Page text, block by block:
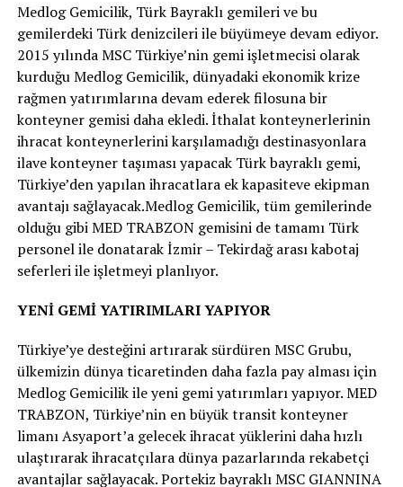
Medlog Gemicilik, Türk Bayraklı gemileri ve bu
gemilerdeki Türk denizcileri ile büyümeye devam ediyor.
2015 yılında MSC Türkiye’nin gemi işletmecisi olarak
kurduğu Medlog Gemicilik, dünyadaki ekonomik krize
rağmen yatırımlarına devam ederek filosuna bir
konteyner gemisi daha ekledi. İthalat konteynerlerinin
ihracat konteynerlerini karşılamadığı destinasyonlara
ilave konteyner taşıması yapacak Türk bayraklı gemi,
Türkiye’den yapılan ihracatlara ek kapasiteve ekipman
avantajı sağlayacak.Medlog Gemicilik, tüm gemilerinde
olduğu gibi MED TRABZON gemisini de tamamı Türk
personel ile donatarak İzmir – Tekirdağ arası kabotaj
seferleri ile işletmeyi planlıyor.
YENİ GEMİ YATIRIMLARI YAPIYOR
Türkiye’ye desteğini artırarak sürdüren MSC Grubu,
ülkemizin dünya ticaretinden daha fazla pay alması için
Medlog Gemicilik ile yeni gemi yatırımları yapıyor. MED
TRABZON, Türkiye’nin en büyük transit konteyner
limanı Asyaport’a gelecek ihracat yüklerini daha hızlı
ulaştırarak ihracatçılara dünya pazarlarında rekabetçi
avantajlar sağlayacak. Portekiz bayraklı MSC GIANNINA